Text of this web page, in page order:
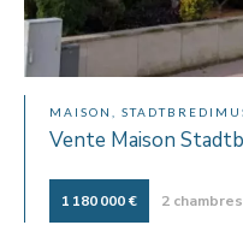
MAISON,
Vente Maison
1 180 000 € 2 chambres